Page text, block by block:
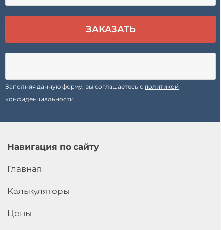
Заполняя данную форму, вы соглашаетесь с политикой
конфиденциальности.
Навигация по сайту
Главная
Калькуляторы
Цены